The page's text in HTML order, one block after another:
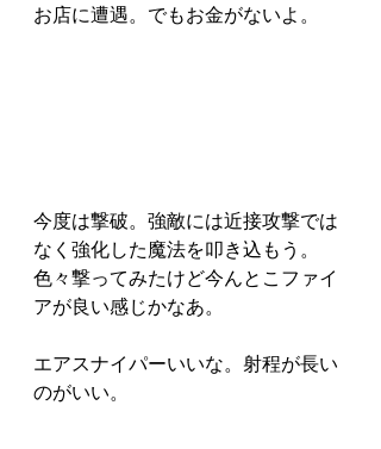
お店に遭遇。でもお金がないよ。
今度は撃破。強敵には近接攻撃では
なく強化した魔法を叩き込もう。
色々撃ってみたけど今んとこファイ
アが良い感じかなあ。
エアスナイパーいいな。射程が長い
のがいい。